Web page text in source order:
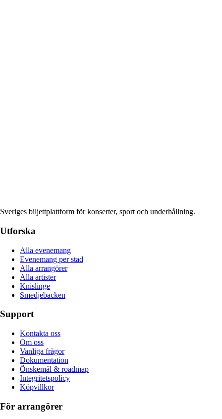
Sveriges biljettplattform för konserter, sport och underhållning.
Utforska
Alla evenemang
Evenemang per stad
Alla arrangörer
Alla artister
Knislinge
Smedjebacken
Support
Kontakta oss
Om oss
Vanliga frågor
Dokumentation
Önskemål & roadmap
Integritetspolicy
Köpvillkor
För arrangörer